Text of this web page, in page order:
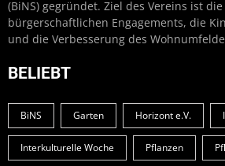
(BiNS) gegründet. Ziel des Vereins ist
bürgerschaftlichen Engagements, die
und die Verbesserung des
BELIEBT
BiNS Garten Horizont e.V.
Interkulturelle Woche Pflanzen